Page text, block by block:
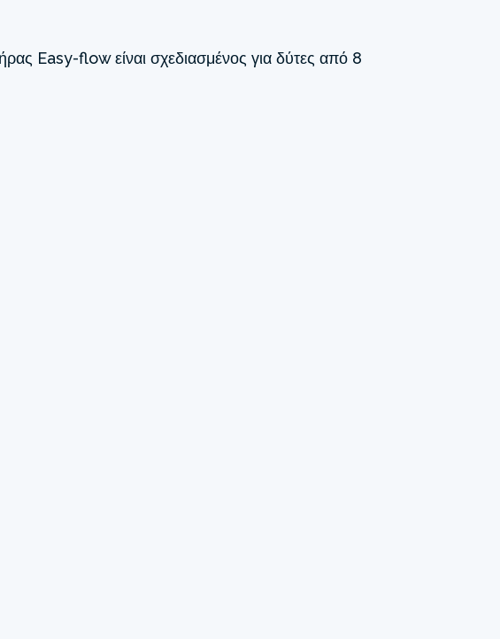
Easy-flow είναι σχεδιασμένος για δύτες από 8